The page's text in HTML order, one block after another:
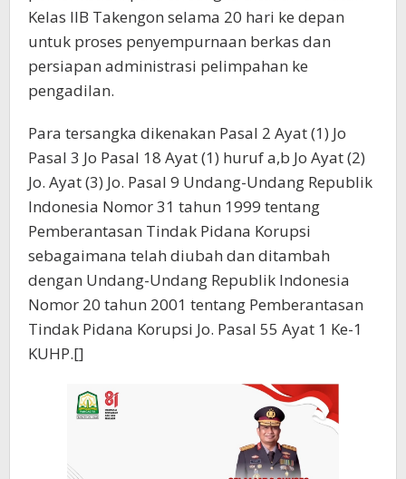
Kelas IIB Takengon selama 20 hari ke depan
untuk proses penyempurnaan berkas dan
persiapan administrasi pelimpahan ke
pengadilan.
Para tersangka dikenakan Pasal 2 Ayat (1) Jo
Pasal 3 Jo Pasal 18 Ayat (1) huruf a,b Jo Ayat (2)
Jo. Ayat (3) Jo. Pasal 9 Undang-Undang Republik
Indonesia Nomor 31 tahun 1999 tentang
Pemberantasan Tindak Pidana Korupsi
sebagaimana telah diubah dan ditambah
dengan Undang-Undang Republik Indonesia
Nomor 20 tahun 2001 tentang Pemberantasan
Tindak Pidana Korupsi Jo. Pasal 55 Ayat 1 Ke-1
KUHP.[]